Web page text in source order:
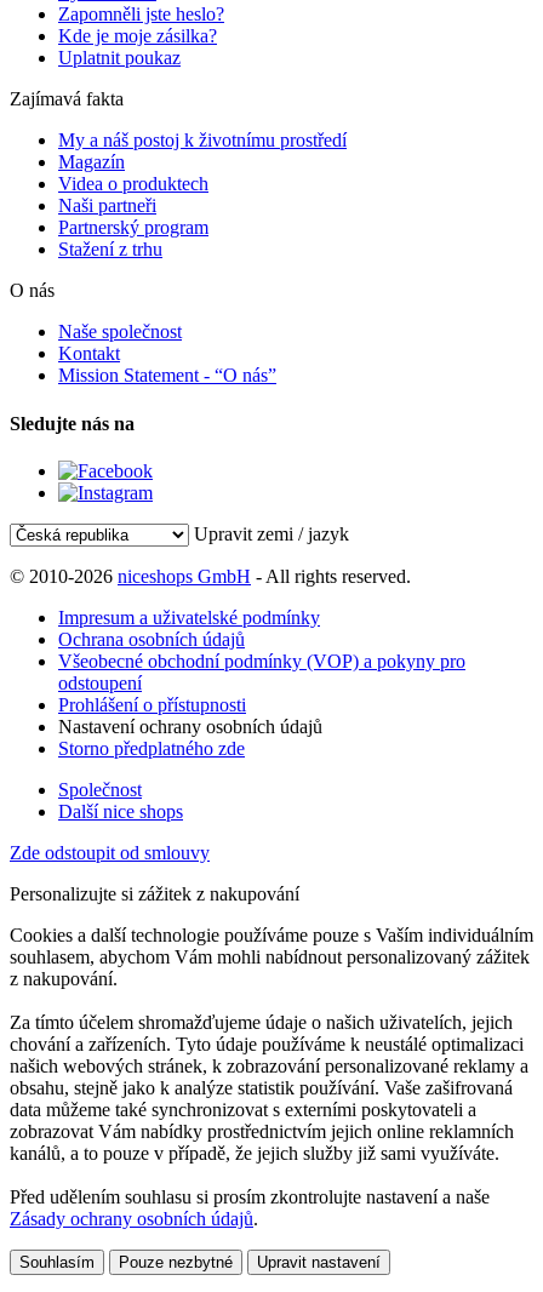
Zapomněli jste heslo?
Kde je moje zásilka?
Uplatnit poukaz
Zajímavá fakta
My a náš postoj k životnímu prostředí
Magazín
Videa o produktech
Naši partneři
Partnerský program
Stažení z trhu
O nás
Naše společnost
Kontakt
Mission Statement - “O nás”
Sledujte nás na
Upravit zemi / jazyk
© 2010-2026 niceshops GmbH - All rights reserved.
Impresum a uživatelské podmínky
Ochrana osobních údajů
Všeobecné obchodní podmínky (VOP) a pokyny pro
odstoupení
Prohlášení o přístupnosti
Nastavení ochrany osobních údajů
Storno předplatného zde
Společnost
Další nice shops
Zde odstoupit od smlouvy
Personalizujte si zážitek z nakupování
Cookies a další technologie používáme pouze s Vaším individuálním
souhlasem, abychom Vám mohli nabídnout personalizovaný zážitek
z nakupování.
Za tímto účelem shromažďujeme údaje o našich uživatelích, jejich
chování a zařízeních. Tyto údaje používáme k neustálé optimalizaci
našich webových stránek, k zobrazování personalizované reklamy a
obsahu, stejně jako k analýze statistik používání. Vaše zašifrovaná
data můžeme také synchronizovat s externími poskytovateli a
zobrazovat Vám nabídky prostřednictvím jejich online reklamních
kanálů, a to pouze v případě, že jejich služby již sami využíváte.
Před udělením souhlasu si prosím zkontrolujte nastavení a naše
Zásady ochrany osobních údajů.
Souhlasím Pouze nezbytné Upravit nastavení